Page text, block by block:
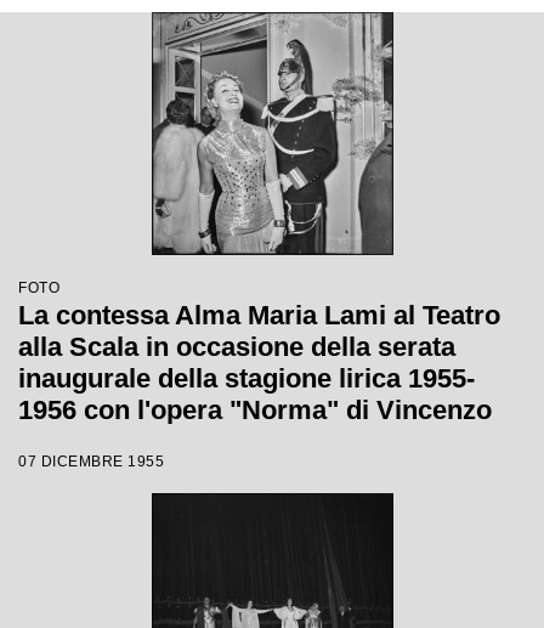
FOTO
La contessa Alma Maria Lami al Teatro
alla Scala in occasione della serata
inaugurale della stagione lirica 1955-
1956 con l'opera "Norma" di Vincenzo
regia di Margherita Wallmann
07 DICEMBRE 1955